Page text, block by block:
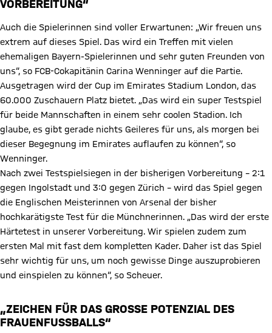
VORBEREITUNG“
Auch die Spielerinnen sind voller Erwartunen: „Wir freuen uns
extrem auf dieses Spiel. Das wird ein Treffen mit vielen
ehemaligen Bayern-Spielerinnen und sehr guten Freunden von
uns“, so FCB-Cokapitänin Carina Wenninger auf die Partie.
Ausgetragen wird der Cup im Emirates Stadium London, das
60.000 Zuschauern Platz bietet. „Das wird ein super Testspiel
für beide Mannschaften in einem sehr coolen Stadion. Ich
glaube, es gibt gerade nichts Geileres für uns, als morgen bei
dieser Begegnung im Emirates auflaufen zu können“, so
Wenninger.
Nach zwei Testspielsiegen in der bisherigen Vorbereitung – 2:1
gegen Ingolstadt und 3:0 gegen Zürich – wird das Spiel gegen
die Englischen Meisterinnen von Arsenal der bisher
hochkarätigste Test für die Münchnerinnen. „Das wird der erste
Härtetest in unserer Vorbereitung. Wir spielen zudem zum
ersten Mal mit fast dem kompletten Kader. Daher ist das Spiel
sehr wichtig für uns, um noch gewisse Dinge auszuprobieren
und einspielen zu können“, so Scheuer.
„ZEICHEN FÜR DAS GROSSE POTENZIAL DES F
RAUENFUSSBALLS“